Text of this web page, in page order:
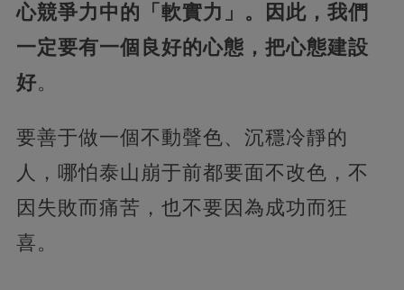
心競爭力中的「軟實力」。因此，我們
一定要有一個良好的心態，把心態建設
好。
要善于做一個不動聲色、沉穩冷靜的
人，哪怕泰山崩于前都要面不改色，不
因失敗而痛苦，也不要因為成功而狂
喜。